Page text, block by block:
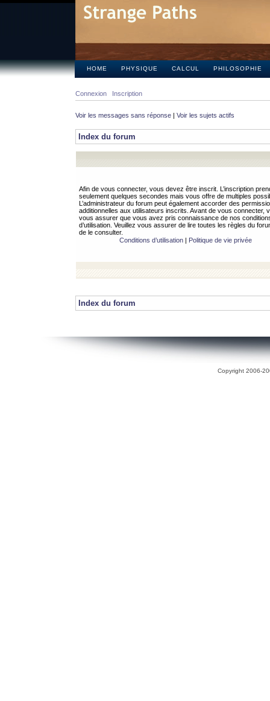
HOME PHYSIQUE CALCUL PHILOSOPHIE
Connexion Inscription
Voir les messages sans réponse | Voir les sujets actifs
Index du forum
Afin de vous connecter, vous devez être inscrit. L’inscription
seulement quelques secondes mais vous offre de multiples
L’administrateur du forum peut également accorder des
additionnelles aux utilisateurs inscrits. Avant de vous connecter,
vous assurer que vous avez pris connaissance de nos
d’utilisation. Veuillez vous assurer de lire toutes les règles du
de le consulter.
Conditions d’utilisation| Politique de vie privée
Index du forum
Copyright 2006-